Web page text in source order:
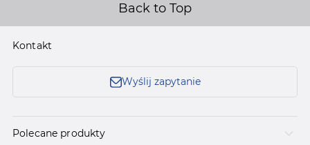
Back to Top
Kontakt
Wyślij zapytanie
Polecane produkty